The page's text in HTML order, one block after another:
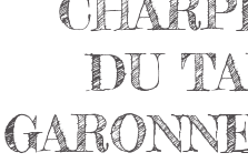
DU